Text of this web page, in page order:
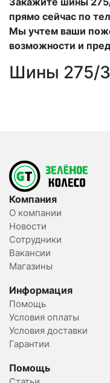
прямо сейчас по
Мы учтем ваши
возможности и
Шины 275/
Компания
О компании
Новости
Сотрудники
Вакансии
Магазины
Информация
Помощь
Условия оплаты
Условия доставки
Гарантии
Помощь